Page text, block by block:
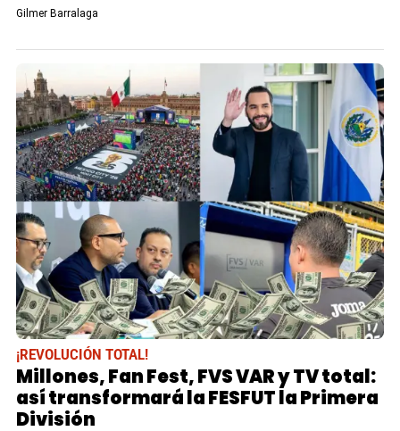
Gilmer Barralaga
¡REVOLUCIÓN TOTAL!
Millones, Fan Fest, FVS VAR y TV total:
así transformará la FESFUT la Primera
División